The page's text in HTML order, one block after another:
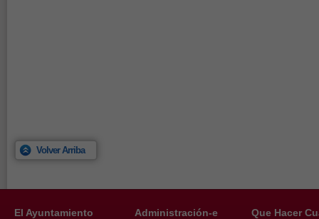
Volver Arriba
El Ayuntamiento Administración-e Que Hacer